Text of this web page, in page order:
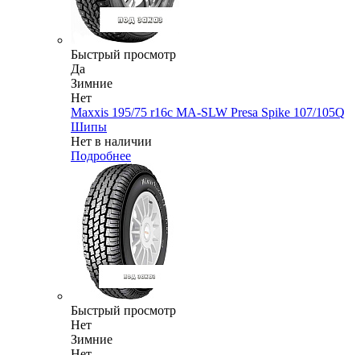
Быстрый просмотр
Да
Зимние
Нет
Maxxis 195/75 r16c MA-SLW Presa Spike 107/105Q
Шипы
Нет в наличии
Подробнее
Быстрый просмотр
Нет
Зимние